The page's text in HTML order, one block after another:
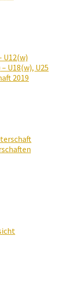
U12(w)
U18(w), U25
2019